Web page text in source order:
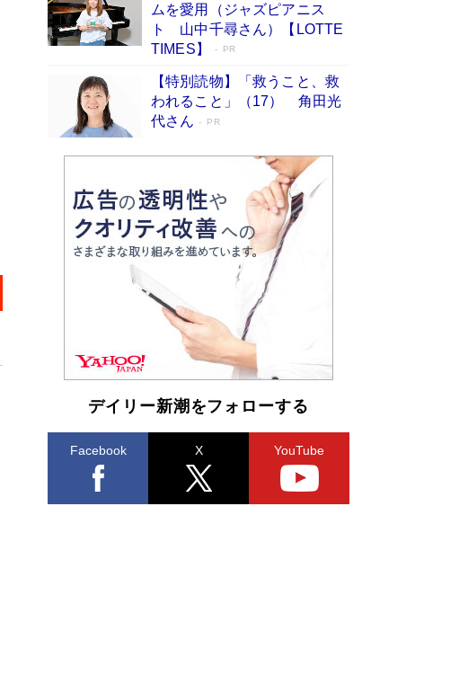
Book Bang
73歳でも働くしかない 「老後レス時代」に交通
誘導員の独白が話題
Book Bang
竹内由恵の前に現れた「テレビ観ないんだよね
ぇ」という男性…夫を選んでテレ朝退社したワケ
Book Bang
「なんで？ そんな馬鹿な……」90歳になった作
家・阿刀田高さんが、ひとり暮らしの生活を明か
和田秀樹の70代、80代向け新書がベスト3を独
占 上半期1位にも選出［新書ベストセラー］
Book Bang
ムを愛用（ジャズピアニス
ト 山中千尋さん）【LOTTE
TIMES】
PR
【特別読物】「救うこと、救
われること」（17） 角田光
代さん
PR
デイリー新潮をフォローする
Facebook X YouTube